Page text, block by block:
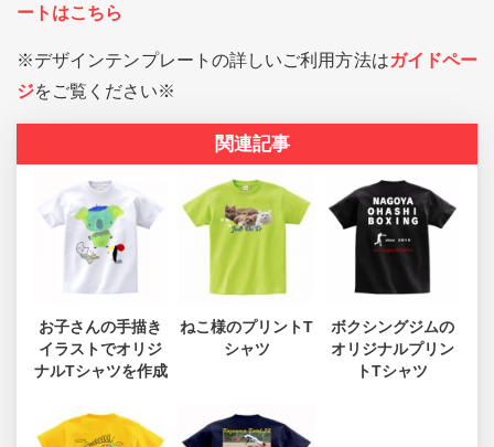
ートはこちら
※デザインテンプレートの詳しいご利用方法はガイドペー
ジをご覧ください※
関連記事
お子さんの手描き
イラストでオリジ
ナルTシャツを作成
ねこ様のプリントT
シャツ
ボクシングジムの
オリジナルプリン
トTシャツ